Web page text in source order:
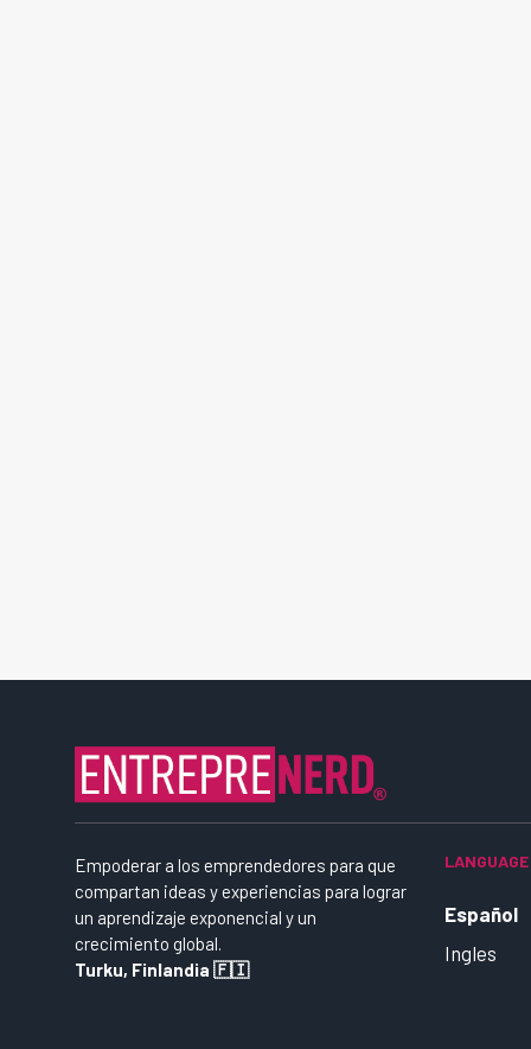
Empoderar a los emprendedores para que
compartan ideas y experiencias para lograr
un aprendizaje exponencial y un
crecimiento global.
Turku, Finlandia 🇫🇮
LANGUAGE
Español
Ingles